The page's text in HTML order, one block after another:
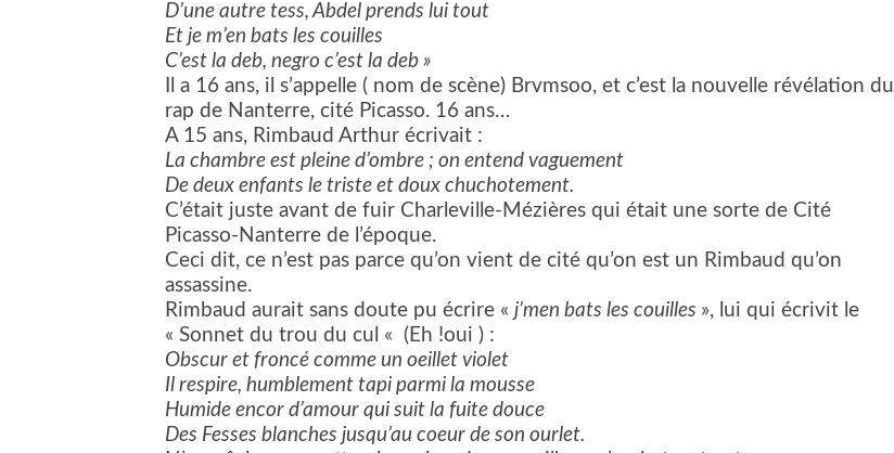
D’une autre tess, Abdel prends lui tout
Et je m’en bats les couilles
C’est la deb, negro c’est la deb »
Il a 16 ans, il s’appelle ( nom de scène) Brvmsoo, et c’est la nouvelle révélation du
rap de Nanterre, cité Picasso. 16 ans…
A 15 ans, Rimbaud Arthur écrivait :
La chambre est pleine d’ombre ; on entend vaguement
De deux enfants le triste et doux chuchotement.
C’était juste avant de fuir Charleville-Mézières qui était une sorte de Cité
Picasso-Nanterre de l’époque.
Ceci dit, ce n’est pas parce qu’on vient de cité qu’on est un Rimbaud qu’on
assassine.
Rimbaud aurait sans doute pu écrire « j’men bats les couilles », lui qui écrivit le
« Sonnet du trou du cul « (Eh !oui ) :
Obscur et froncé comme un oeillet violet
Il respire, humblement tapi parmi la mousse
Humide encor d’amour qui suit la fuite douce
Des Fesses blanches jusqu’au coeur de son ourlet.